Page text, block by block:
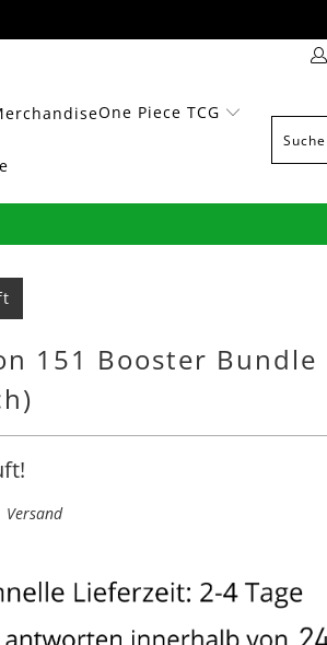
One Piece TCG
151 Booster Bundle
Versand